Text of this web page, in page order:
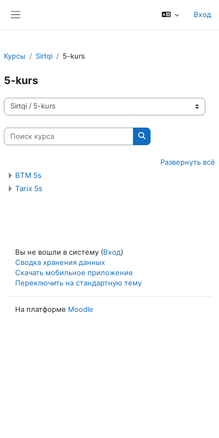
Вход
Курсы Sirtqi 5-kurs
5-kurs
Категории курсов
Поиск курса
Поиск курса
Развернуть всё
BTM 5s
Tarix 5s
Вы не вошли в систему (Вход)
Сводка хранения данных
Скачать мобильное приложение
Переключить на стандартную тему
На платформе Moodle